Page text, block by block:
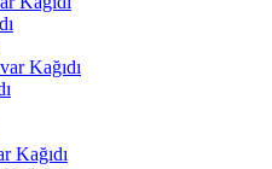
Kağıdı
Kağıdı